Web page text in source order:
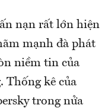
nạn rất lớn hiện
mạnh đà phát
niềm tin của
Thống kê của
trong nửa